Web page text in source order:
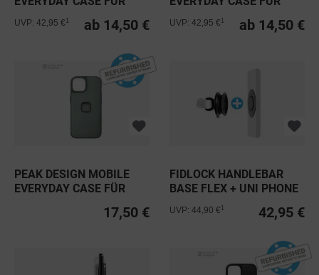
IPHONE 15...
ab 14,50 €
UVP: 42,95 €
IPHONE 15...
ab 14,50 €
UVP: 42,95 €
PEAK DESIGN MOBILE
EVERYDAY CASE FÜR
17,50 €
FIDLOCK HANDLEBAR
BASE FLEX + UNI PHONE
42,95 €
UVP: 44,90 €